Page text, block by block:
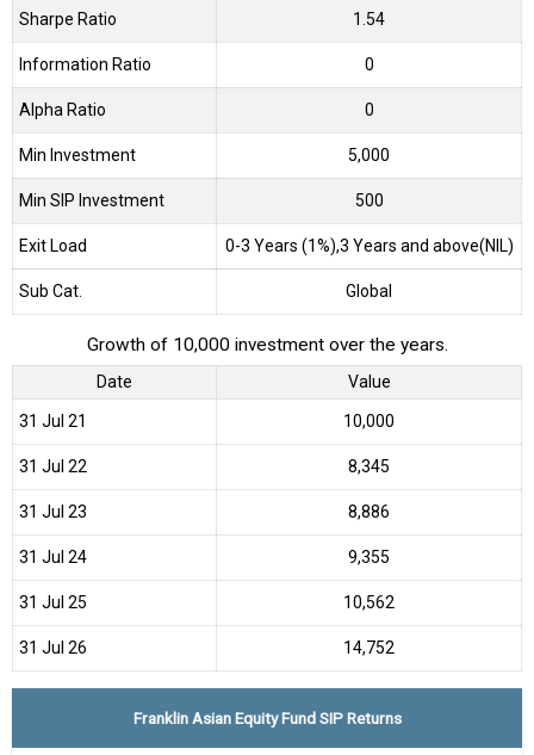
Sharpe Ratio 1.54
Information Ratio 0
Alpha Ratio 0
Min Investment 5,000
Min SIP Investment 500
Exit Load 0-3 Years (1%),3 Years and above(NIL)
Sub Cat. Global
Growth of 10,000 investment over the years.
Date Value
31 Jul 21 ₹10,000
31 Jul 22 ₹8,345
31 Jul 23 ₹8,886
31 Jul 24 ₹9,355
31 Jul 25 ₹10,562
31 Jul 26 ₹14,752
Franklin Asian Equity Fund SIP Returns